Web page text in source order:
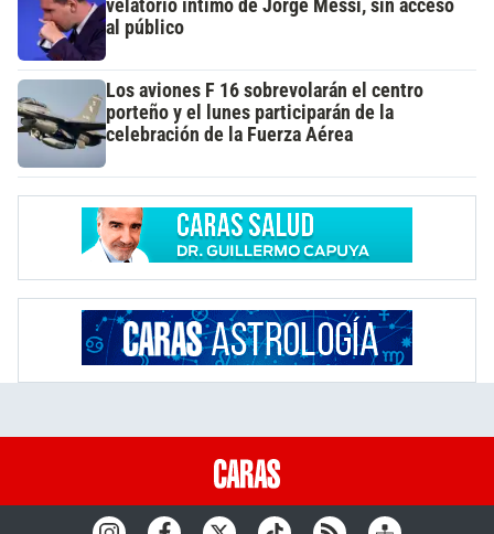
velatorio íntimo de Jorge Messi, sin acceso
al público
Los aviones F 16 sobrevolarán el centro
porteño y el lunes participarán de la
celebración de la Fuerza Aérea